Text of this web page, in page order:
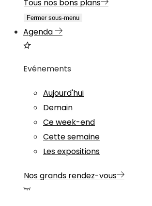
Tous nos bons plans
Fermer sous-menu
Agenda
Evénements
Aujourd'hui
Demain
Ce week-end
Cette semaine
Les expositions
Nos grands rendez-vous